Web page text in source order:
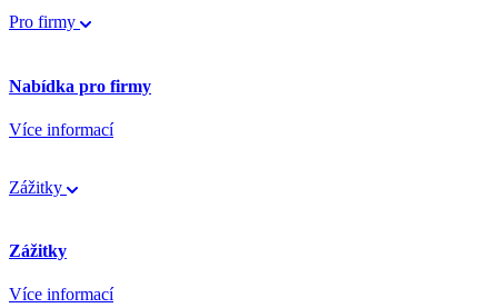
Pro firmy
Nabídka pro firmy
Více informací
Zážitky
Zážitky
Více informací